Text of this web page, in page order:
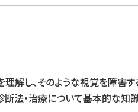
解し、そのような視覚を障害
断法・治療について基本的な知